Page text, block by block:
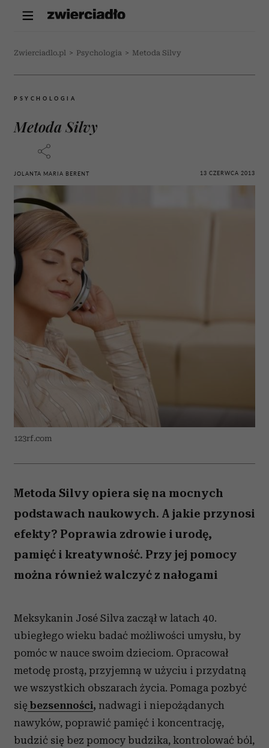
Zwierciadlo.pl > Psychologia > Metoda Silvy
PSYCHOLOGIA
Metoda Silvy
JOLANTA MARIA BERENT 13 CZERWCA 2013
123rf.com
Metoda Silvy opiera się na mocnych
podstawach naukowych. A jakie przynosi
efekty? Poprawia zdrowie i urodę,
pamięć i kreatywność. Przy jej pomocy
można również walczyć z nałogami
Meksykanin José Silva zaczął w latach 40.
ubiegłego wieku badać możliwości umysłu, by
pomóc w nauce swoim dzieciom. Opracował
metodę prostą, przyjemną w użyciu i przydatną
we wszystkich obszarach życia. Pomaga pozbyć
się bezsenności, nadwagi i niepożądanych
nawyków, poprawić pamięć i koncentrację,
budzić się bez pomocy budzika, kontrolować ból,